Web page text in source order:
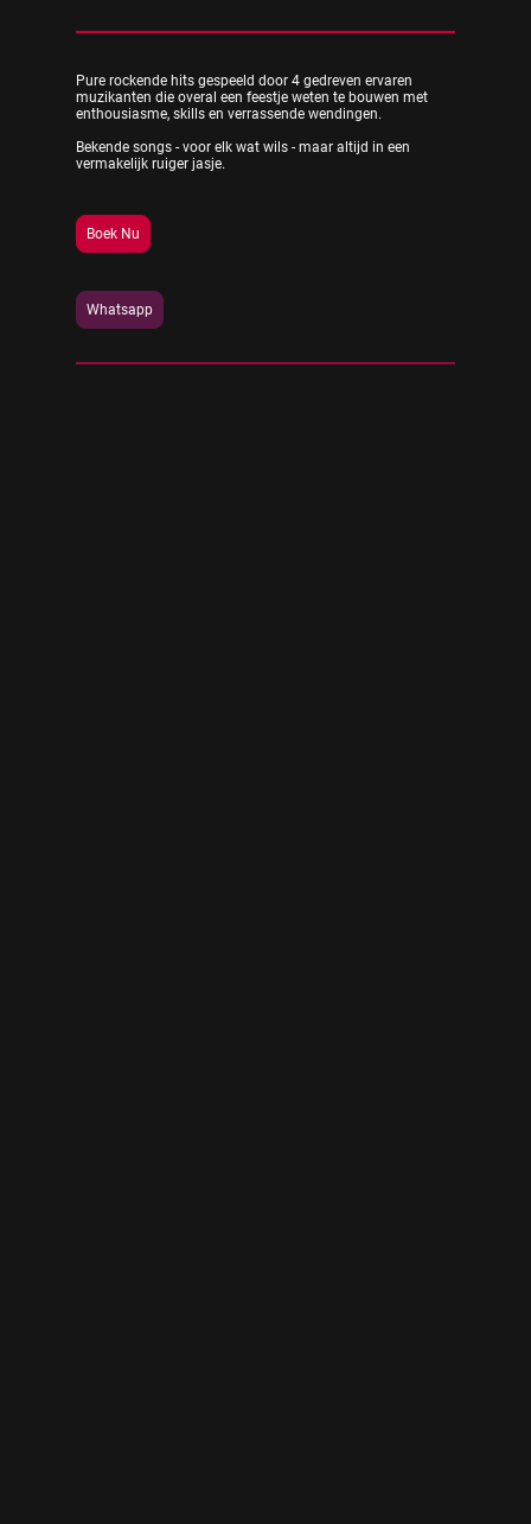
Pure rockende hits gespeeld door 4 gedreven ervaren
muzikanten die overal een feestje weten te bouwen met
enthousiasme, skills en verrassende wendingen.
Bekende songs - voor elk wat wils - maar altijd in een
vermakelijk ruiger jasje.
Boek Nu
Whatsapp